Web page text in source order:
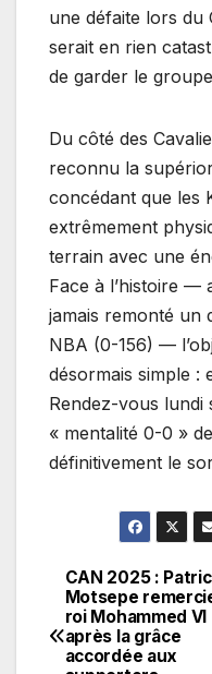
une défaite lors du
serait en rien
de garder le
Du côté des
reconnu la
concédant que les
extrêmement
terrain avec une
Face à l’histoire —
jamais remonté un
NBA (0-156) —
désormais simple :
Rendez-vous
« mentalité 0-0 »
définitivement le
de
CAN 2025 :
Motsepe
roi Mohammed VI
après la grâce
accordée aux